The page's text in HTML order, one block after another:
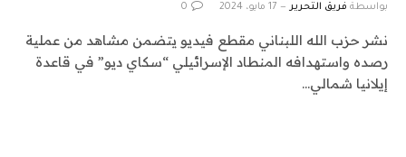
بواسطة فريق التحرير 17 مايو، 2024 0
نشر حزب الله اللبناني مقطع فيديو يتضمن مشاهد من عملية
رصده واستهدافه المنطاد الإسرائيلي “سكاي ديو” في قاعدة
إيلانيا شمالي…